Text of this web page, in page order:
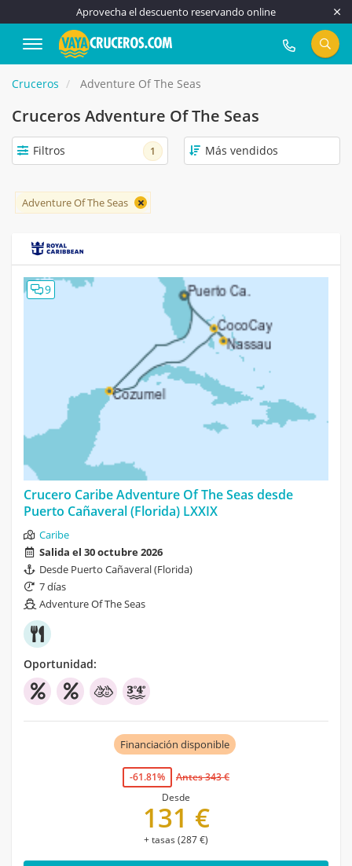
Aprovecha el descuento reservando online
917 815 555
Cruceros Adventure Of The Seas
Cruceros Adventure Of The Seas
Filtros 1
Adventure Of The Seas
9
Crucero Caribe Adventure Of The Seas desde
Puerto Cañaveral (Florida) LXXIX
Caribe
Salida el 30 octubre 2026
Desde Puerto Cañaveral (Florida)
7 días
Adventure Of The Seas
Oportunidad:
Financiación disponible
-61.81%
Antes 343 €
Desde
131 €
+ tasas (287 €)